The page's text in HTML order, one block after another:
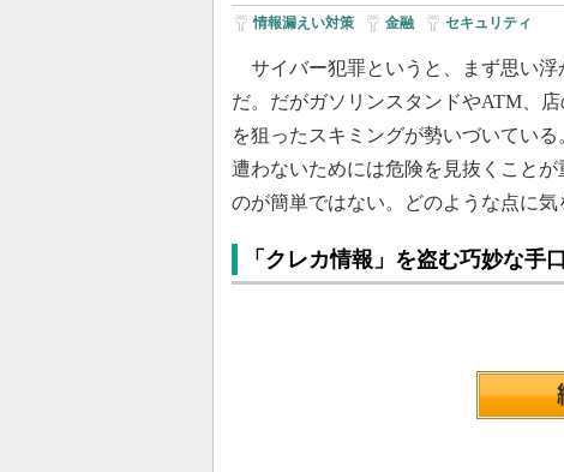
情報漏えい対策 金融 セキュリティ
サイバー犯罪というと、まず思い浮
だ。だがガソリンスタンドやATM、
を狙ったスキミングが勢いづいてい
遭わないためには危険を見抜くこと
のが簡単ではない。どのような点に気
「クレカ情報」を盗む巧妙な手